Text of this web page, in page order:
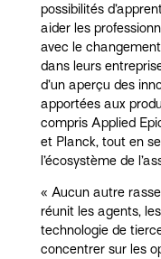
possibilités
aider les
avec le
dans leurs
d’un aperçu des
apportées aux
compris Applied
et Planck, tout en
l’écosystème de
« Aucun autre
réunit les agents,
technologie de
concentrer sur les